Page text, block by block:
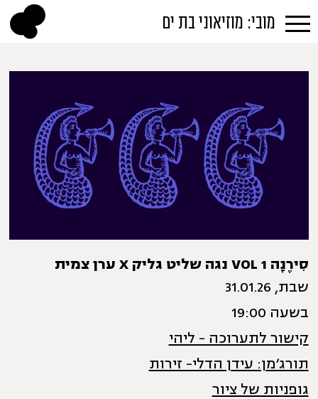
מובי: מוזיאוני בת ים
סִירֶנָה VOL 1 נגה שליט גליק X ערן צמית
שבת, 31.01.26
בשעה 19:00
קישור לתערוכה - ליהי
תורג׳מן: עידן הדלי- זירות
גופניות של ציור